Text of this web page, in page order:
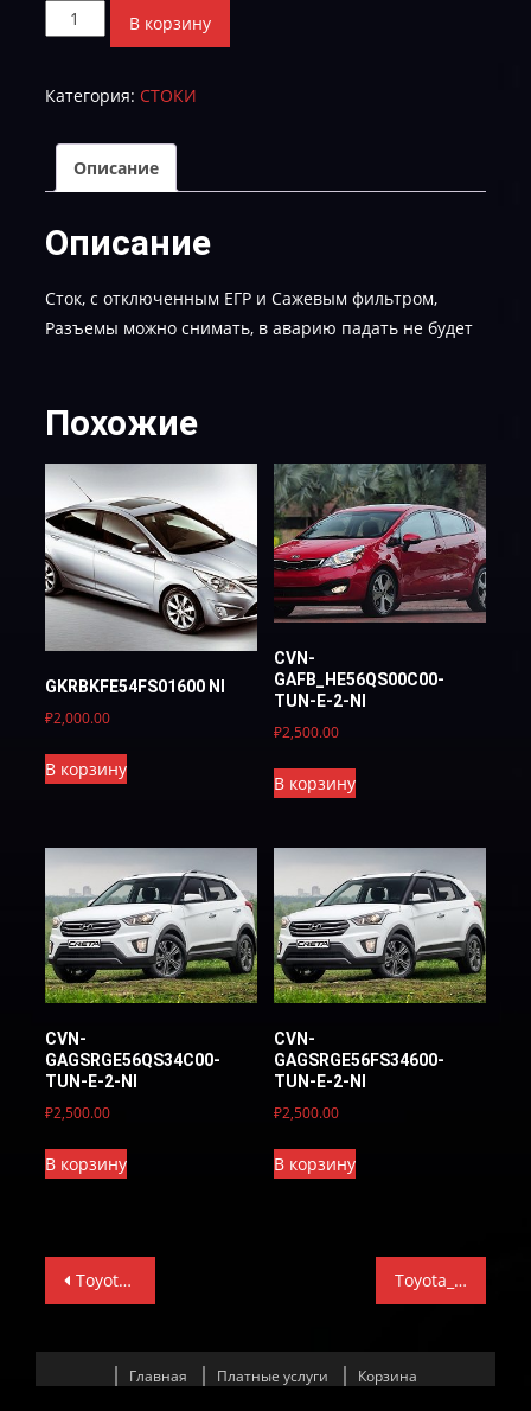
Количество
товара
F0593_DPF
FULL
В корзину
Категория: СТОКИ
Описание
Описание
Сток, с отключенным ЕГР и Сажевым фильтром,
Разъемы можно снимать, в аварию падать не будет
Похожие
GKRBKFE54FS01600 NI
₽2,000.00
В корзину
CVN-
GAFB_HE56QS00C00-
TUN-E-2-NI
₽2,500.00
В корзину
CVN-
GAGSRGE56QS34C00-
TUN-E-2-NI
₽2,500.00
В корзину
CVN-
GAGSRGE56FS34600-
TUN-E-2-NI
₽2,500.00
В корзину
Навигация
записям
Toyota_Hilux_2015_2.8d_89663-F0591_DPF FULL_EGR FULL Toyota_Hilux_2016_2.8d_89663-F0595_DPF FULL_EGR FULL
Главная Платные услуги
Корзина